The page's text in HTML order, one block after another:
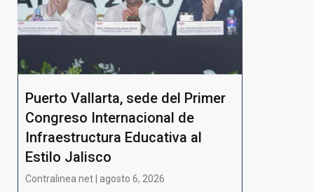
Puerto Vallarta, sede del Primer
Congreso Internacional de
Infraestructura Educativa al
Estilo Jalisco
Contralinea net | agosto 6, 2026